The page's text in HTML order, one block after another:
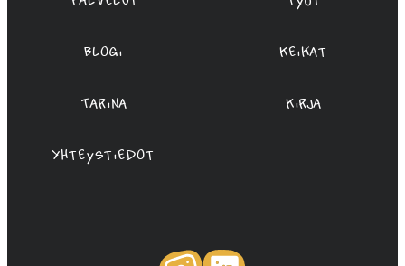
Blogi Keikat
Tarina Kirja
Yhteystiedot
Instagram